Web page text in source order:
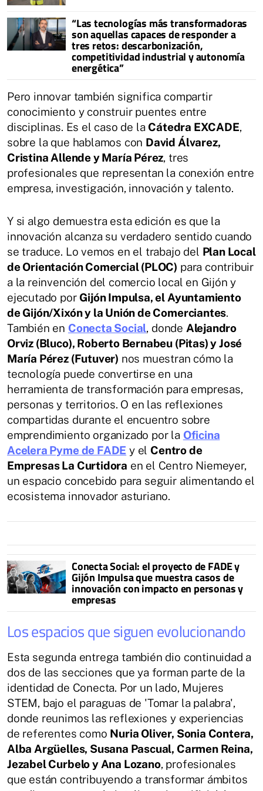
“Las tecnologías más transformadoras
son aquellas capaces de responder a
tres retos: descarbonización,
competitividad industrial y autonomía
energética”
Pero innovar también significa compartir
conocimiento y construir puentes entre
disciplinas. Es el caso de la Cátedra EXCADE,
sobre la que hablamos con David Álvarez,
Cristina Allende y María Pérez, tres
profesionales que representan la conexión entre
empresa, investigación, innovación y talento.
Y si algo demuestra esta edición es que la
innovación alcanza su verdadero sentido cuando
se traduce. Lo vemos en el trabajo del Plan Local
de Orientación Comercial (PLOC) para contribuir
a la reinvención del comercio local en Gijón y
ejecutado por Gijón Impulsa, el Ayuntamiento
de Gijón/Xixón y la Unión de Comerciantes.
También en Conecta Social, donde Alejandro
Orviz (Bluco), Roberto Bernabeu (Pitas) y José
María Pérez (Futuver) nos muestran cómo la
tecnología puede convertirse en una
herramienta de transformación para empresas,
personas y territorios. O en las reflexiones
compartidas durante el encuentro sobre
emprendimiento organizado por la Oficina
Acelera Pyme de FADE y el Centro de
Empresas La Curtidora en el Centro Niemeyer,
un espacio concebido para seguir alimentando el
ecosistema innovador asturiano.
Conecta Social: el proyecto de FADE y
Gijón Impulsa que muestra casos de
innovación con impacto en personas y
empresas
Los espacios que siguen evolucionando
Esta segunda entrega también dio continuidad a
dos de las secciones que ya forman parte de la
identidad de Conecta. Por un lado, Mujeres
STEM, bajo el paraguas de 'Tomar la palabra',
donde reunimos las reflexiones y experiencias
de referentes como Nuria Oliver, Sonia Contera,
Alba Argüelles, Susana Pascual, Carmen Reina,
Jezabel Curbelo y Ana Lozano, profesionales
que están contribuyendo a transformar ámbitos